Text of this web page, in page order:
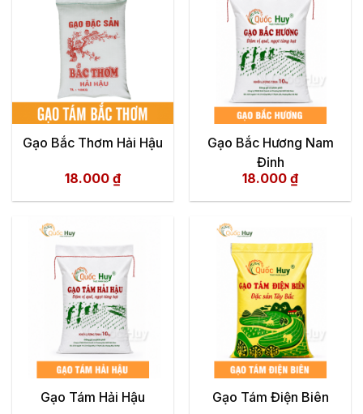
Gạo Bắc Thơm Hải Hậu
18.000 ₫
Gạo Bắc Hương Nam
Định
18.000 ₫
Gạo Tám Hải Hậu Gạo Tám Điện Biên